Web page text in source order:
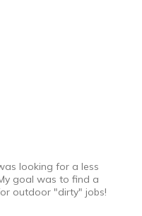
too small
looking for a less
goal was to find a
outdoor "dirty" jobs!